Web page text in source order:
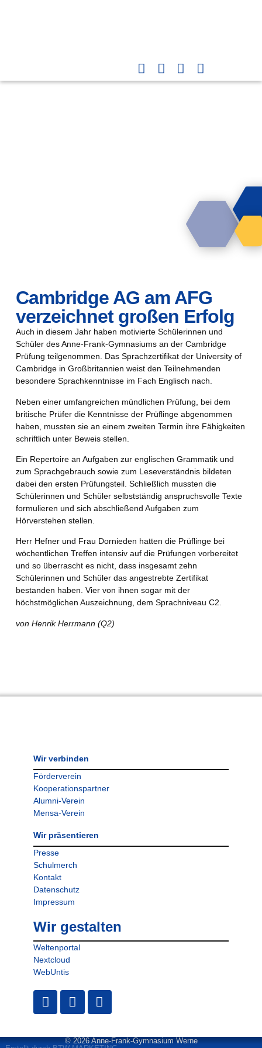
Cambridge AG am AFG
verzeichnet großen Erfolg
Auch in diesem Jahr haben motivierte Schülerinnen und
Schüler des Anne-Frank-Gymnasiums an der Cambridge
Prüfung teilgenommen. Das Sprachzertifikat der University of
Cambridge in Großbritannien weist den Teilnehmenden
besondere Sprachkenntnisse im Fach Englisch nach.
Neben einer umfangreichen mündlichen Prüfung, bei dem
britische Prüfer die Kenntnisse der Prüflinge abgenommen
haben, mussten sie an einem zweiten Termin ihre Fähigkeiten
schriftlich unter Beweis stellen.
Ein Repertoire an Aufgaben zur englischen Grammatik und
zum Sprachgebrauch sowie zum Leseverständnis bildeten
dabei den ersten Prüfungsteil. Schließlich mussten die
Schülerinnen und Schüler selbstständig anspruchsvolle Texte
formulieren und sich abschließend Aufgaben zum
Hörverstehen stellen.
Herr Hefner und Frau Dornieden hatten die Prüflinge bei
wöchentlichen Treffen intensiv auf die Prüfungen vorbereitet
und so überrascht es nicht, dass insgesamt zehn
Schülerinnen und Schüler das angestrebte Zertifikat
bestanden haben. Vier von ihnen sogar mit der
höchstmöglichen Auszeichnung, dem Sprachniveau C2.
von Henrik Herrmann (Q2)
Wir verbinden
Förderverein
Kooperationspartner
Alumni-Verein
Mensa-Verein
Wir präsentieren
Presse
Schulmerch
Kontakt
Datenschutz
Impressum
Wir gestalten
Weltenportal
Nextcloud
WebUntis
© 2026 Anne-Frank-Gymnasium Werne